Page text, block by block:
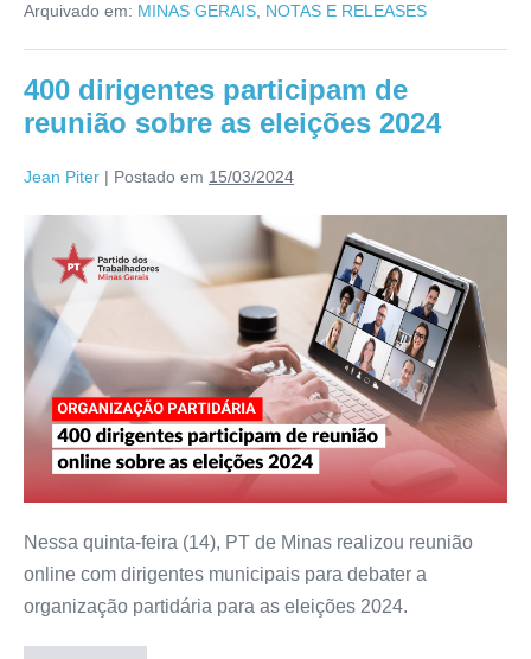
Arquivado em: MINAS GERAIS, NOTAS E RELEASES
400 dirigentes participam de
reunião sobre as eleições 2024
Jean Piter | Postado em 15/03/2024
Nessa quinta-feira (14), PT de Minas realizou reunião
online com dirigentes municipais para debater a
organização partidária para as eleições 2024.